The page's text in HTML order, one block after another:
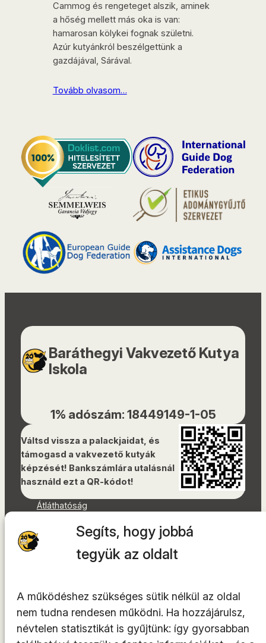
Segíts, hogy jobbá
tegyük az oldalt
A működéshez szükséges sütik nélkül az oldal
nem tudna rendesen működni. Ha hozzájárulsz,
névtelen statisztikát is gyűjtünk: így gyorsabban
Cammog és rengeteget alszik, aminek
a hőség mellett más oka is van:
hamarosan kölykei fognak születni.
Azúr kutyánkról beszélgettünk a
gazdájával, Sárával.
Tovább olvasom…
Baráthegyi Vakvezető Kutya
Iskola
1% adószám: 18449149-1-05
Váltsd vissza a palackjaidat, és
támogasd a vakvezető kutyák
képzését! Bankszámlára utalásnál
használd ezt a QR-kódot!
Átláthatóság
Akadálymentességi nyilatkozat
Oldaltérkép
YouTube
LinkedIn
TikTok